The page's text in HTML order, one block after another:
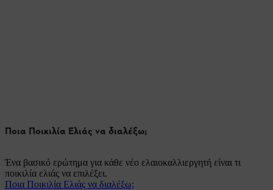
Ποια Ποικιλία Ελιάς να διαλέξω;
Ένα βασικό ερώτημα για κάθε νέο ελαιοκαλλιεργητή είναι τι
ποικιλία ελιάς να επιλέξει.
Ποια Ποικιλία Ελιάς να διαλέξω;